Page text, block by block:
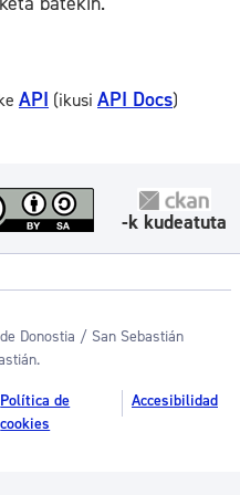
API (ikusi API Docs)
-k kudeatuta
Donostia / San Sebastián
Política de
cookies
Accesibilidad